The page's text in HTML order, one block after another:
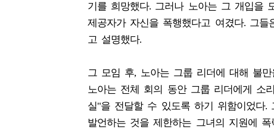
기를 희망했다. 그러나 노아는 그 개입을
제공자가 자신을 폭행했다고 여겼다. 그
고 설명했다.
그 모임 후, 노아는 그룹 리더에 대해 불
노아는 전체 회의 동안 그룹 리더에게 소
실"을 전달할 수 있도록 하기 위함이었다.
발언하는 것을 제한하는 그녀의 지원에